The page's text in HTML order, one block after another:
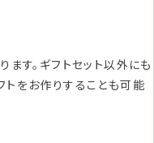
す。ギフトセット以外にも
をお作りすることも可能